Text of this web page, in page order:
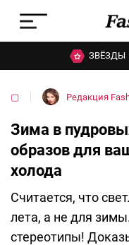
ЗВЁЗДЫ
▢ Редакция
Зима в
образов для
холода
Считается, что
лета, а не для
стереотипы!